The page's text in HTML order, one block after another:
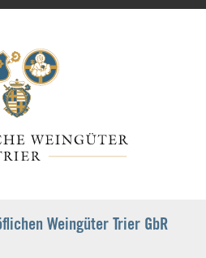
Weingüter Trier GbR